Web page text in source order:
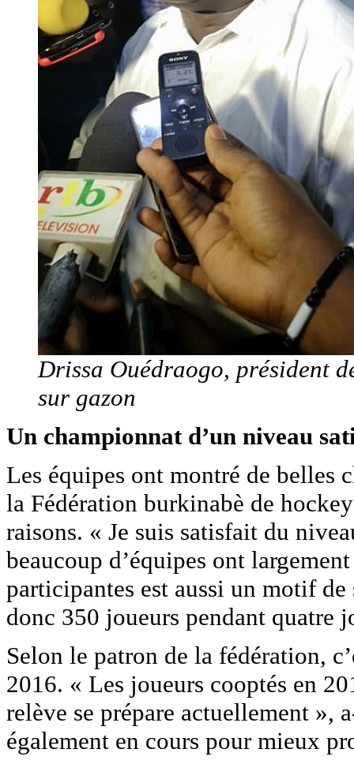
Drissa Ouédraogo, président
sur gazon
Un championnat d’un niveau
Les équipes ont montré de belles
la Fédération burkinabè de
raisons. « Je suis satisfait du
beaucoup d’équipes ont
participantes est aussi un motif
donc 350 joueurs pendant quatre
Selon le patron de la fédération,
2016. « Les joueurs cooptés en
relève se prépare actuellement »,
également en cours pour mieux